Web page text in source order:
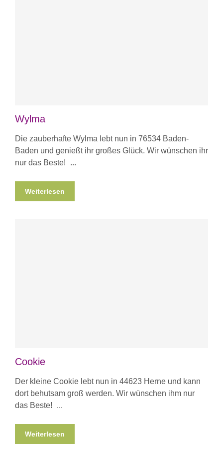
Wylma
Die zauberhafte Wylma lebt nun in 76534 Baden-
Baden und genießt ihr großes Glück. Wir wünschen ihr
nur das Beste!
Weiterlesen
Cookie
Der kleine Cookie lebt nun in 44623 Herne und kann
dort behutsam groß werden. Wir wünschen ihm nur
das Beste!
Weiterlesen